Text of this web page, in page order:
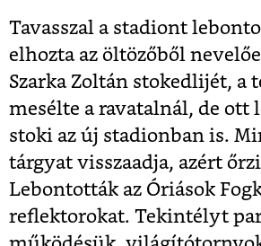
Tavasszal a stadiont
elhozta az öltözőből
Szarka Zoltán stokedlijét, a
mesélte a ravatalnál, de ott
stoki az új stadionban is.
tárgyat visszaadja, azért
Lebontották az Óriások
reflektorokat. Tekintélyt